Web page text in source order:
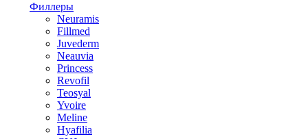
Филлеры
Neuramis
Fillmed
Juvederm
Neauvia
Princess
Revofil
Teosyal
Yvoire
Meline
Hyafilia